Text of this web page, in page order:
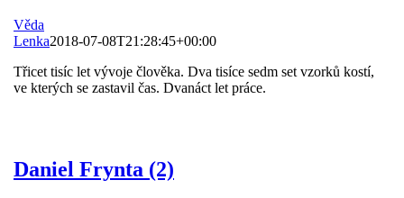
Věda
Lenka2018-07-08T21:28:45+00:00
Třicet tisíc let vývoje člověka. Dva tisíce sedm set vzorků kostí,
ve kterých se zastavil čas. Dvanáct let práce.
Daniel Frynta (2)